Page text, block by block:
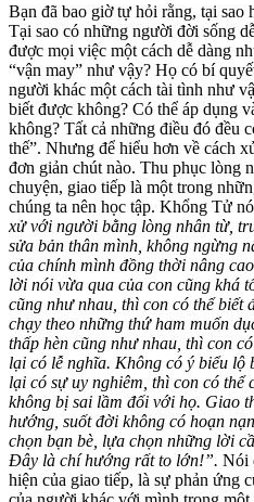
Bạn đã bao giờ tự hỏi rằng, tại
Tại sao có những người đời sống
được mọi việc một cách dễ dàng
“vận may” như vậy? Họ có bí
người khác một cách tài tình như
biết được không? Có thể áp dụng
không? Tất cả những điều đó đều
thế”. Nhưng để hiểu hơn về cách
đơn giản chút nào. Thu phục lòng
chuyện, giao tiếp là một trong
chúng ta nên học tập. Khổng Tử
xử với người bằng lòng nhân từ,
sửa bản thân mình, không ngừng
của chính mình đồng thời nâng
lời nói vừa qua của con cũng khá
cũng như nhau, thì con có thể biết
chạy theo những thứ ham muốn
thấp hèn cũng như nhau, thì con
lại có lễ nghĩa. Không có ý biểu lộ
lại có sự uy nghiêm, thì con có
không bị sai lầm đối với họ. Giao
hướng, suốt đời không có hoạn
chọn bạn bè, lựa chọn những lời
Đây là chí hướng rất to lớn!”. Nói
hiện của giao tiếp, là sự phản ứng